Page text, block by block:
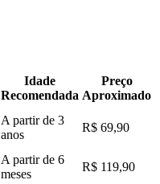
Idade
Recomendada
Preço
Aproximado
A partir de 3
anos
R$ 69,90
A partir de 6
meses
R$ 119,90